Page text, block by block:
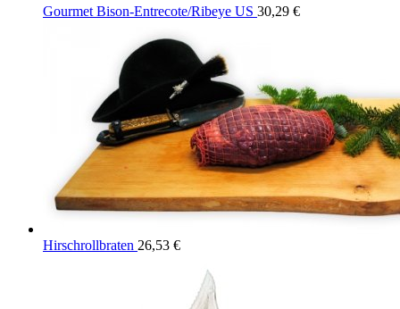
Gourmet Bison-Entrecote/Ribeye US 30,29 €
Hirschrollbraten 26,53 €